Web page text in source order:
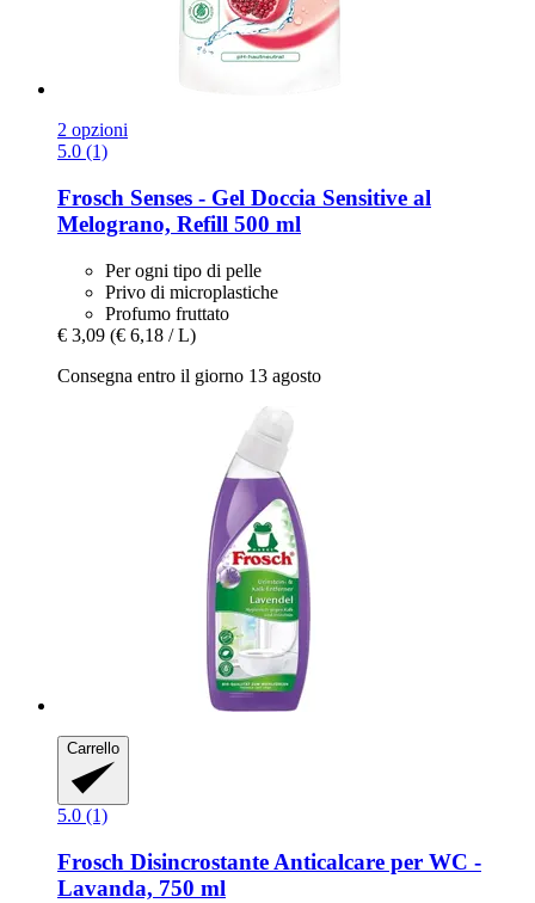
2 opzioni
5.0 (1)
Frosch Senses -​ Gel Doccia Sensitive al
Melograno, Refill 500 ml
Per ogni tipo di pelle
Privo di microplastiche
Profumo fruttato
€ 3,09 (€ 6,18 / L)
Consegna entro il giorno 13 agosto
Carrello
5.0 (1)
Frosch Disincrostante Anticalcare per WC -​
Lavanda, 750 ml